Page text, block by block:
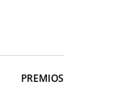
PREMIOS